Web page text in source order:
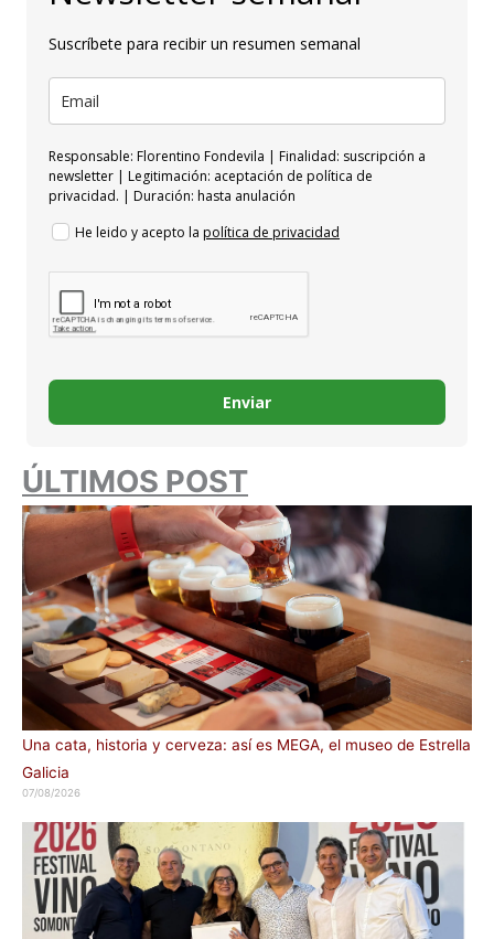
Suscríbete para recibir un resumen semanal
Responsable: Florentino Fondevila | Finalidad: suscripción a
newsletter | Legitimación: aceptación de política de
privacidad. | Duración: hasta anulación
He leido y acepto la política de privacidad
Enviar
ÚLTIMOS POST
Una cata, historia y cerveza: así es MEGA, el museo de Estrella
Galicia
07/08/2026